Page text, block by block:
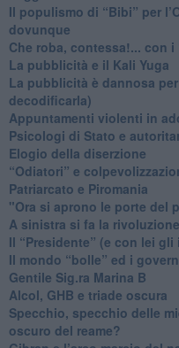
​Il populismo di “Bibi” per
dovunque
​Che roba, contessa!... con
La pubblicità e il Kali Yuga
​La pubblicità è dannosa
decodificarla)
​Appuntamenti violenti in
​Psicologi di Stato e
Elogio della diserzione
“Odiatori” e
​Patriarcato e Piromania
"Ora si aprono le porte del
​A sinistra si fa la
​Il “Presidente” (e con lei
​Il mondo “bolle” ed i
​Gentile Sig.ra Marina B
​Alcol, GHB e triade oscura
​Specchio, specchio delle
oscuro del reame?